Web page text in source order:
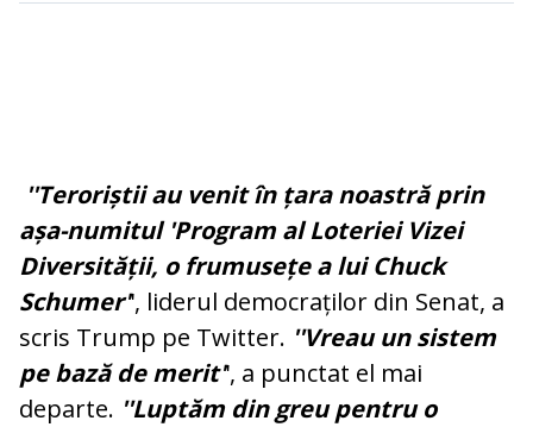
''Teroriștii au venit în țara noastră prin
așa-numitul 'Program al Loteriei Vizei
Diversității, o frumusețe a lui Chuck
Schumer'', liderul democraților din Senat, a
scris Trump pe Twitter. ''Vreau un sistem
pe bază de merit'', a punctat el mai
departe. ''Luptăm din greu pentru o